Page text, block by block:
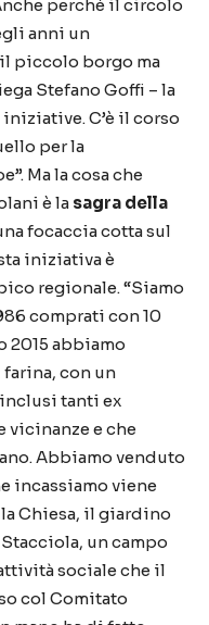
perché il circolo
anni un
piccolo borgo ma
Stefano Goffi – la
C’è il corso
per la
Ma la cosa che
è la sagra della
focaccia cotta sul
iniziativa è
regionale. “Siamo
comprati con 10
2015 abbiamo
con un
tanti ex
vicinanze e che
Abbiamo venduto
incassiamo viene
Chiesa, il giardino
un campo
sociale che il
col Comitato